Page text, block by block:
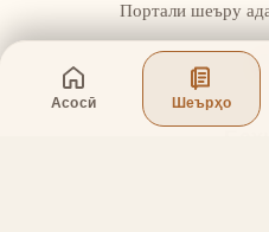
Асосӣ Шеърҳо
Портали шеъру